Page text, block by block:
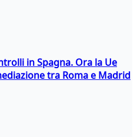
in Spagna. Ora la Ue
tra Roma e Madrid